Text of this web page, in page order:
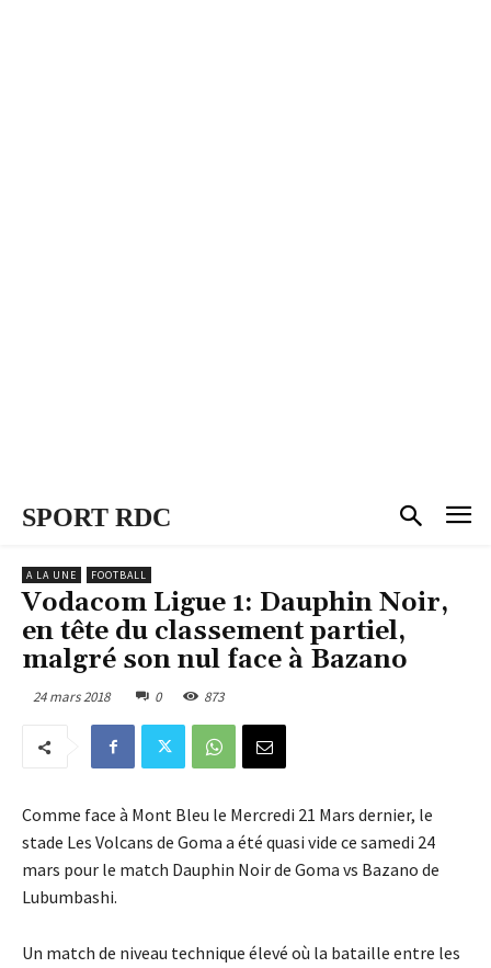
SPORT RDC
A LA UNE FOOTBALL
Vodacom Ligue 1: Dauphin Noir,
en tête du classement partiel,
malgré son nul face à Bazano
24 mars 2018 0 873
Comme face à Mont Bleu le Mercredi 21 Mars dernier, le
stade Les Volcans de Goma a été quasi vide ce samedi 24
mars pour le match Dauphin Noir de Goma vs Bazano de
Lubumbashi.
Un match de niveau technique élevé où la bataille entre les